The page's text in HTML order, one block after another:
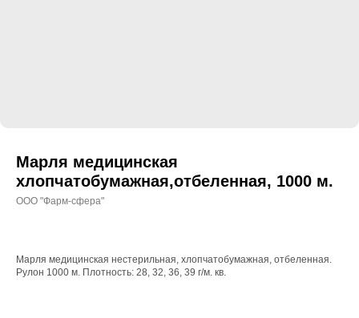
Марля медицинская
хлопчатобумажная,отбеленная, 1000 м.
ООО "Фарм-сфера"
Марля медицинская нестерильная, хлопчатобумажная, отбеленная.
Рулон 1000 м. Плотность: 28, 32, 36, 39 г/м. кв.